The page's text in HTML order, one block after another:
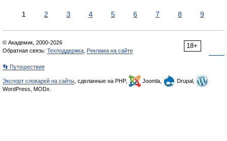
1 2 3 4 5 6 7 8 9
18+
© Академик, 2000-2026
Обратная связь: Техподдержка Реклама на сайте
👣 Путешествия
Экспорт словарей на сайты , сделанные на PHP, Joomla,
Drupal,
WordPress, MODx.